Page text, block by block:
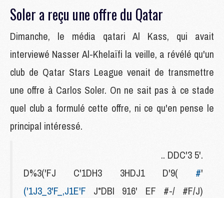
Soler a reçu une offre du Qatar
Dimanche, le média qatari Al Kass, qui avait
interviewé Nasser Al-Khelaïfi la veille, a révélé qu'un
club de Qatar Stars League venait de transmettre
une offre à Carlos Soler. On ne sait pas à ce stade
quel club a formulé cette offre, ni ce qu'en pense le
principal intéressé.
.'5 DDC'3 ..
'D%3('FJ C'1DH3 3HDJ1 D'9(
#
('1J3_3'F_,J1E'F J*DBI 916' EF #-/ #F/J)